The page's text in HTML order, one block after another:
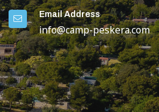
Email Address
info@camp-peskera.com